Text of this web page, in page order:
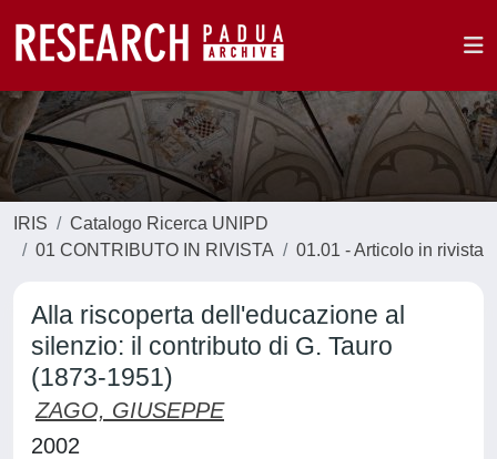
IRIS
Catalogo Ricerca UNIPD
01 CONTRIBUTO IN RIVISTA
01.01 - Articolo in rivista
Alla riscoperta dell'educazione al
silenzio: il contributo di G. Tauro
(1873-1951)
ZAGO, GIUSEPPE
2002